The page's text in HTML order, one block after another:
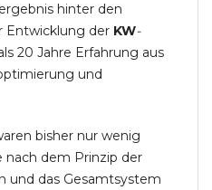
hinter den
Entwicklung der KW-
20 Jahre Erfahrung aus
und
bisher nur wenig
dem Prinzip der
und das Gesamtsystem